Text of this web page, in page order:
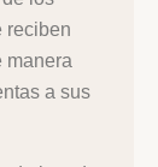
reciben
manera
a sus